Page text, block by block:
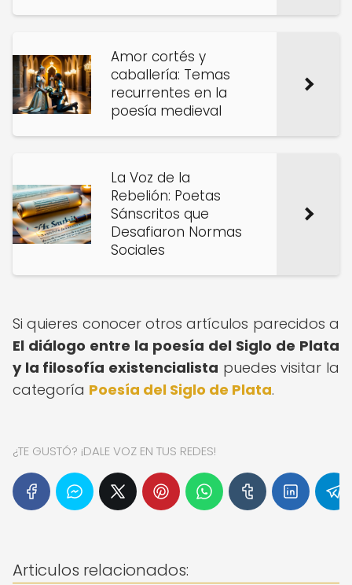
Amor cortés y
caballería: Temas
recurrentes en la
poesía medieval
La Voz de la
Rebelión: Poetas
Sánscritos que
Desafiaron Normas
Sociales
Si quieres conocer otros artículos parecidos a
El diálogo entre la poesía del Siglo de Plata
y la filosofía existencialista puedes visitar la
categoría Poesía del Siglo de Plata.
¿TE GUSTÓ? ¡DALE VOZ EN TUS REDES!
Articulos relacionados: